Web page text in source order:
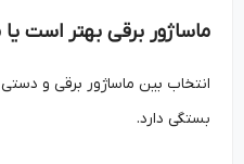
ماساژور برقی بهتر است یا
انتخاب بین ماساژور برقی و دستی به
بستگی دارد.